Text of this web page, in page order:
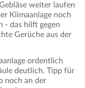
weiter laufen
Klimaanlage noch
- das hilft gegen
Gerüche aus der
ordentlich
deutlich. Tipp für
noch an der